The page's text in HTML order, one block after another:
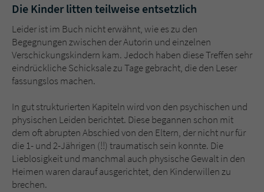
Die Kinder litten teilweise entsetzlich
Leider ist im Buch nicht erwähnt, wie es zu den
Begegnungen zwischen der Autorin und einzelnen
Verschickungskindern kam. Jedoch haben diese Treffen sehr
eindrückliche Schicksale zu Tage gebracht, die den Leser
fassungslos machen.
In gut strukturierten Kapiteln wird von den psychischen und
physischen Leiden berichtet. Diese begannen schon mit
dem oft abrupten Abschied von den Eltern, der nicht nur für
die 1- und 2-Jährigen (!!) traumatisch sein konnte. Die
Lieblosigkeit und manchmal auch physische Gewalt in den
Heimen waren darauf ausgerichtet, den Kinderwillen zu
brechen.